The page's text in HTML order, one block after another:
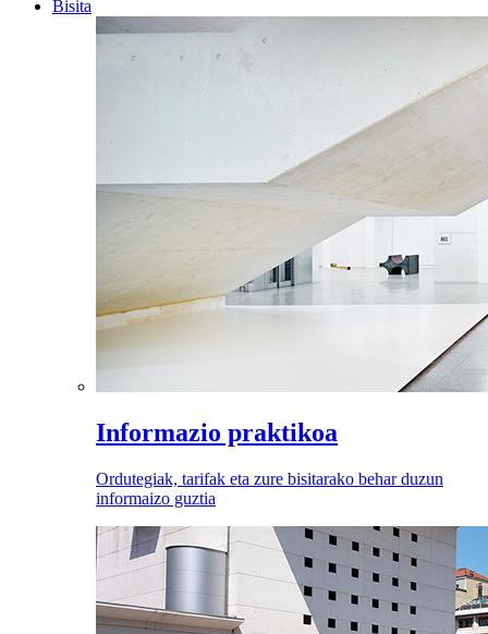
Bisita
Informazio praktikoa
Ordutegiak, tarifak eta zure bisitarako behar duzun
informaizo guztia